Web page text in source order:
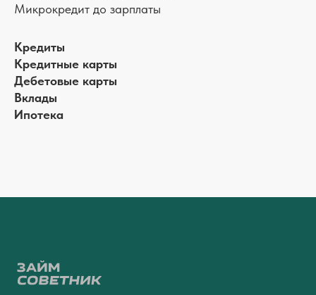
Микрокредит до зарплаты
Кредиты
Кредитные карты
Дебетовые карты
Вклады
Ипотека